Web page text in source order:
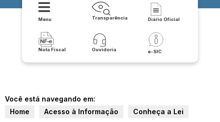
Menu Transparência Diário Oficial
Nota Fiscal Ouvidoria e-SIC
Você está navegando em:
Home
Acesso à Informação Conheça a Lei